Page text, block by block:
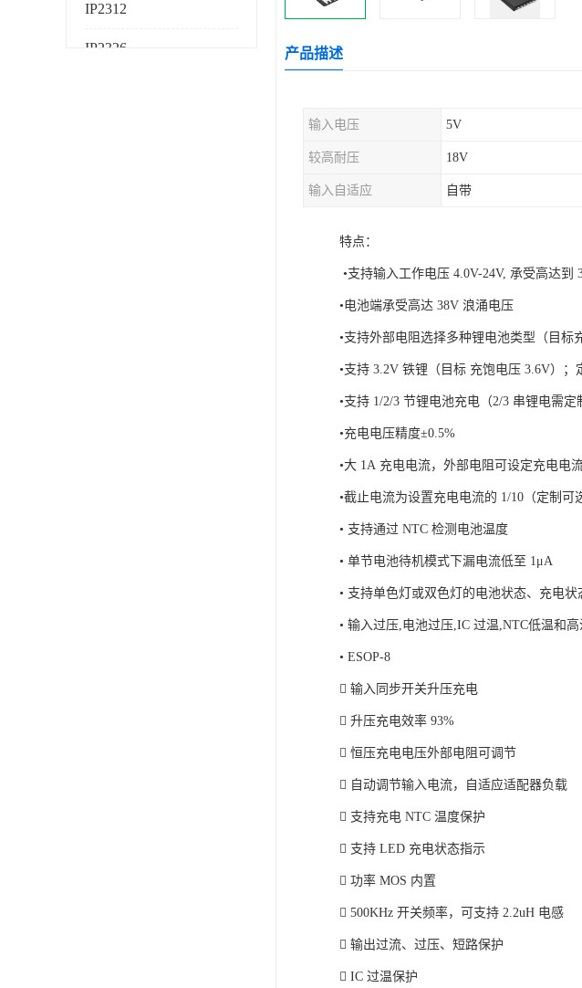
IP2312
IP2326 产品描述
输入电压 5V
较高耐压 18V
输入自适应 自带
特点：
•支持输入工作电压 4.0V-24V, 承受高达到
•电池端承受高达 38V 浪涌电压
•支持外部电阻选择多种锂电池类型（目标
•支持 3.2V 铁锂（目标 充饱电压 3.6V）；
•支持 1/2/3 节锂电池充电（2/3 串锂电需定
•充电电压精度±0.5%
•大 1A 充电电流，外部电阻可设定充电电
•截止电流为设置充电电流的 1/10（定制
• 支持通过 NTC 检测电池温度
• 单节电池待机模式下漏电流低至 1μA
• 支持单色灯或双色灯的电池状态、充电
• 输入过压,电池过压,IC 过温,NTC低温和高
• ESOP-8
 输入同步开关升压充电
 升压充电效率 93%
 恒压充电电压外部电阻可调节
 自动调节输入电流，自适应适配器负载
 支持充电 NTC 温度保护
 支持 LED 充电状态指示
 功率 MOS 内置
 500KHz 开关频率，可支持 2.2uH 电感
 输出过流、过压、短路保护
 IC 过温保护